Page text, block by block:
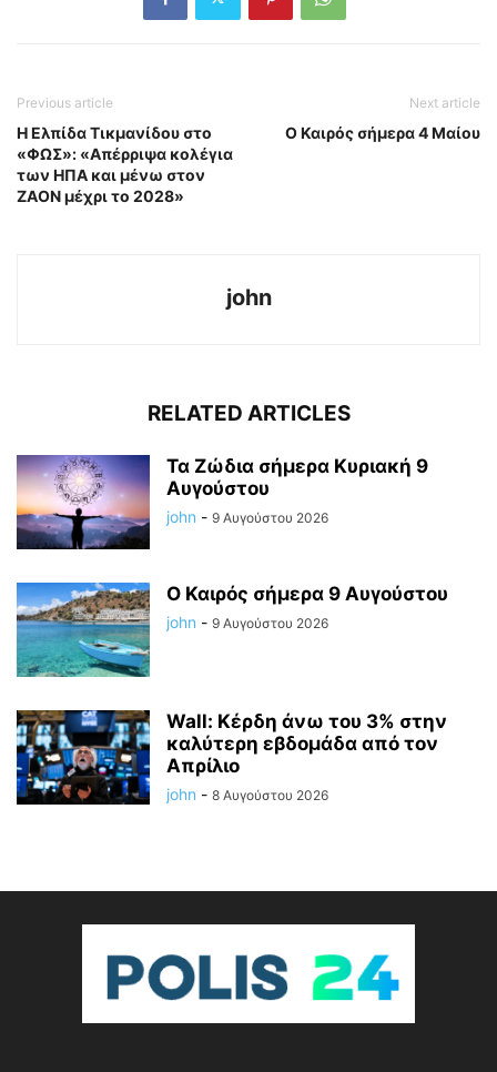
Previous article
Η Ελπίδα Τικμανίδου στο
«ΦΩΣ»: «Απέρριψα κολέγια
των ΗΠΑ και μένω στον
ΖΑΟΝ μέχρι το 2028»
Next article
Ο Καιρός σήμερα 4 Μαίου
john
RELATED ARTICLES
Τα Ζώδια σήμερα Κυριακή 9
Αυγούστου
john - 9 Αυγούστου 2026
Ο Καιρός σήμερα 9 Αυγούστου
john - 9 Αυγούστου 2026
Wall: Κέρδη άνω του 3% στην
καλύτερη εβδομάδα από τον
Απρίλιο
john - 8 Αυγούστου 2026